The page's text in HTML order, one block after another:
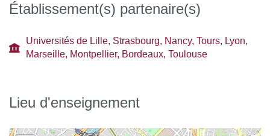
Établissement(s) partenaire(s)
Universités de Lille, Strasbourg, Nancy, Tours, Lyon,
Marseille, Montpellier, Bordeaux, Toulouse
Lieu d'enseignement